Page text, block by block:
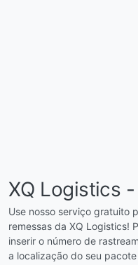
XQ Logistics
Use nosso serviço gratuito
remessas da XQ Logistics!
inserir o número de
a localização do seu